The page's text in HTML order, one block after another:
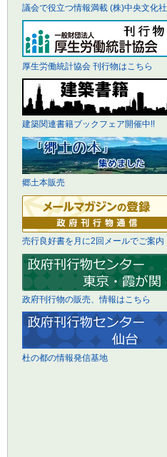
議会で役立つ情報満載 (株)中央文化社
厚生労働統計協会 刊行物はこちら
建築関連書籍ブックフェア開催中!!
郷土本販売
売行良好書を月に2回メールでご案内
政府刊行物の販売、情報はこちら
杜の都の情報発信基地